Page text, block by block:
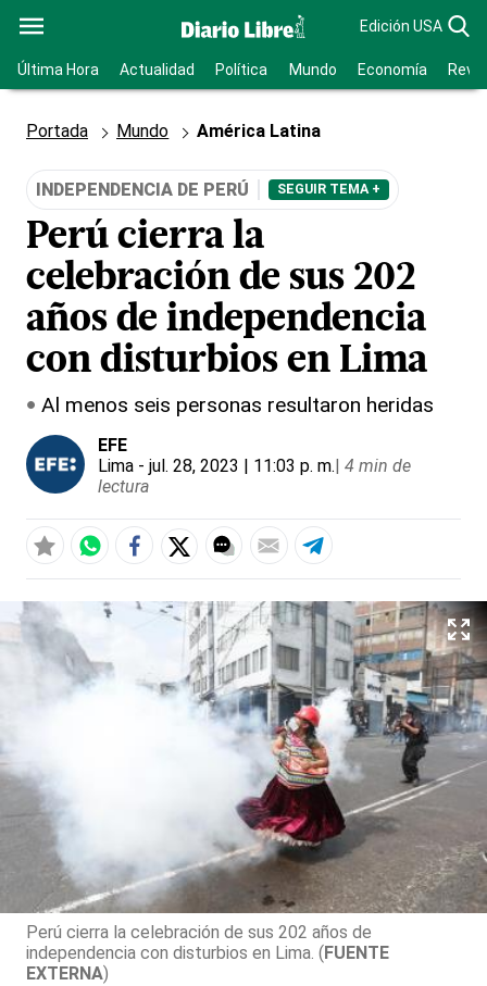
Edición USA
Última Hora Actualidad Política Mundo Economía
Portada Mundo América Latina
INDEPENDENCIA DE PERÚ SEGUIR TEMA +
Perú cierra la
celebración de sus 202
años de independencia
con disturbios en Lima
Al menos seis personas resultaron heridas
EFE
Lima - jul. 28, 2023 | 11:03 p. m.| 4 min de
lectura
Perú cierra la celebración de sus 202 años de
independencia con disturbios en Lima. (FUENTE
EXTERNA)